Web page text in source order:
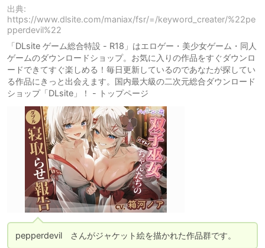
出典:
https://www.dlsite.com/maniax/fsr/=/keyword_creater/%22pe
pperdevil%22
「DLsite ゲーム総合特設 - R18」はエロゲー・美少女ゲーム・同人
ゲームのダウンロードショップ。お気に入りの作品をすぐダウンロ
ードできてすぐ楽しめる！毎日更新しているのであなたが探してい
る作品にきっと出会えます。国内最大級の二次元総合ダウンロード
ショップ「DLsite」！ - トップページ
pepperdevil　さんがジャケット絵を描かれた作品群です。